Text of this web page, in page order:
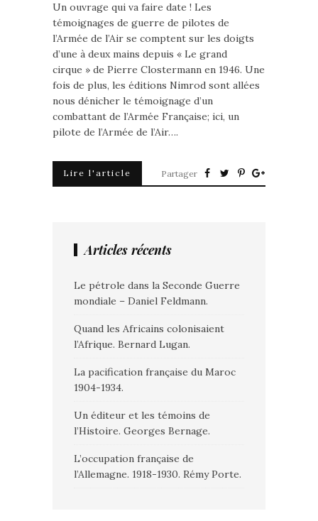
Un ouvrage qui va faire date ! Les
témoignages de guerre de pilotes de
l’Armée de l’Air se comptent sur les doigts
d’une à deux mains depuis « Le grand
cirque » de Pierre Clostermann en 1946. Une
fois de plus, les éditions Nimrod sont allées
nous dénicher le témoignage d’un
combattant de l’Armée Française; ici, un
pilote de l’Armée de l’Air….
Lire l'article Partager
Articles récents
Le pétrole dans la Seconde Guerre
mondiale – Daniel Feldmann.
Quand les Africains colonisaient
l’Afrique. Bernard Lugan.
La pacification française du Maroc
1904-1934.
Un éditeur et les témoins de
l’Histoire. Georges Bernage.
L’occupation française de
l’Allemagne. 1918-1930. Rémy Porte.